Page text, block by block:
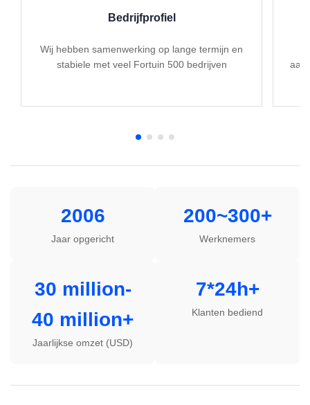
Bedrijfprofiel
Wij hebben samenwerking op lange termijn en
stabiele met veel Fortuin 500 bedrijven
2006
Jaar opgericht
200~300+
Werknemers
30 million-
40 million+
Jaarlijkse omzet (USD)
7*24h+
Klanten bediend